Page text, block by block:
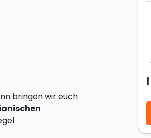
bringen wir euch